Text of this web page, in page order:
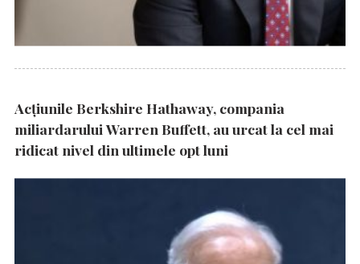
Acțiunile Berkshire Hathaway, compania
miliardarului Warren Buffett, au urcat la cel mai
ridicat nivel din ultimele opt luni